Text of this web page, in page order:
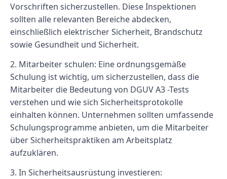
Vorschriften sicherzustellen. Diese Inspektionen
sollten alle relevanten Bereiche abdecken,
einschließlich elektrischer Sicherheit, Brandschutz
sowie Gesundheit und Sicherheit.
2. Mitarbeiter schulen: Eine ordnungsgemäße
Schulung ist wichtig, um sicherzustellen, dass die
Mitarbeiter die Bedeutung von DGUV A3 -Tests
verstehen und wie sich Sicherheitsprotokolle
einhalten können. Unternehmen sollten umfassende
Schulungsprogramme anbieten, um die Mitarbeiter
über Sicherheitspraktiken am Arbeitsplatz
aufzuklären.
3. In Sicherheitsausrüstung investieren: